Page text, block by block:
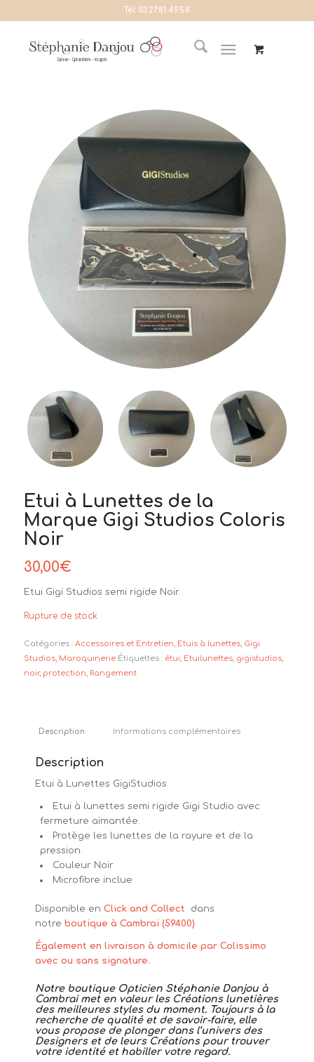
Tél: 03.27.81.49.58
Etui à Lunettes de la
Marque Gigi Studios Coloris
Noir
30,00€
Etui Gigi Studios semi rigide Noir.
Rupture de stock
Catégories : Accessoires et Entretien, Etuis à lunettes, Gigi
Studios, Maroquinerie Étiquettes : étui, Etuilunettes, gigistudios,
noir, protection, Rangement
Description Informations complémentaires
Description
Etui à Lunettes GigiStudios
Etui à lunettes semi rigide Gigi Studio avec
fermeture aimantée.
Protège les lunettes de la rayure et de la
pression.
Couleur Noir
Microfibre inclue
Disponible en Click and Collect dans
notre boutique à Cambrai (59400)
Également en livraison à domicile par Colissimo
avec ou sans signature.
Notre boutique Opticien Stéphanie Danjou à
Cambrai met en valeur les Créations lunetières
des meilleures styles du moment. Toujours à la
recherche de qualité et de savoir-faire, elle
vous propose de plonger dans l’univers des
Designers et de leurs Créations pour trouver
votre identité et habiller votre regard.